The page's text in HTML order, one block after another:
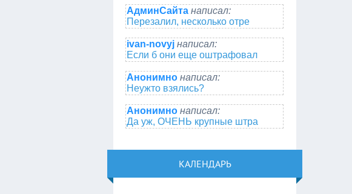
АдминСайта написал:
Перезалил, несколько отре
ivan-novyj написал:
Если б они еще оштрафовал
Анонимно написал:
Неужто взялись?
Анонимно написал:
Да уж, ОЧЕНЬ крупные штра
КАЛЕНДАРЬ